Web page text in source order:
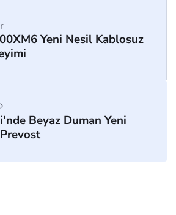
Yeni Nesil Kablosuz
Beyaz Duman Yeni